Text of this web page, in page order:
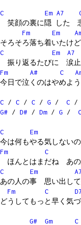
C Em A7
笑顔の裏に隠 した
Fm
Em
そろそろ落ち着いたけ
C
Em A7
振り返るたびに 涙止
Fm
A# C
今日で泣くのはやめ
C / C / C / G / C /
G# / D# / Dm / G /
C Em
今は何もやる気しない
Fm
C
ほんとはまだね あの
C
Em A7
あの人の事 思い出し
Fm
C D7
どうしてもっと早く気
G# Gm
C